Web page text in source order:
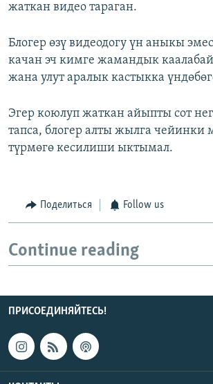
жаткан видео тараган.
Блогер өзү видеодогу үн аныкы
качан эч кимге жамандык
жана улут аралык кастыкка
Эгер коюлуп жаткан айыпты сот
тапса, блогер алты жылга чейинки
түрмөгө кесилиши ыктымал.
Поделиться Follow us
Continue reading
ПРИСОЕДИНЯЙТЕСЬ!